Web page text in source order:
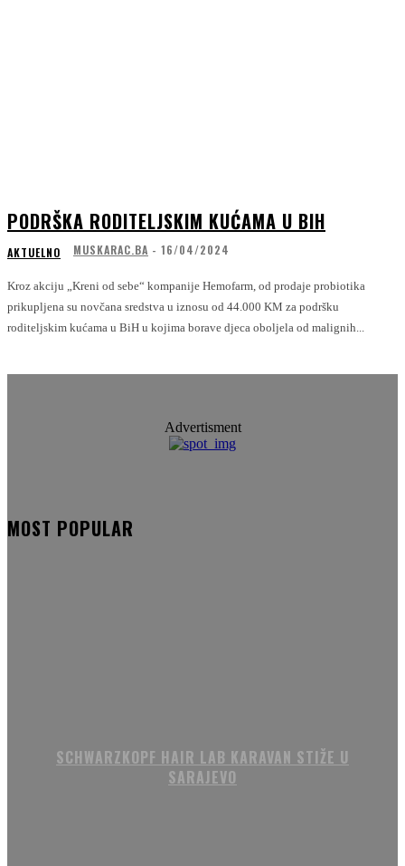
PODRŠKA RODITELJSKIM KUĆAMA U BIH
AKTUELNO MUSKARAC.BA - 16/04/2024
Kroz akciju „Kreni od sebe“ kompanije Hemofarm, od prodaje probiotika
prikupljena su novčana sredstva u iznosu od 44.000 KM za podršku
roditeljskim kućama u BiH u kojima borave djeca oboljela od malignih...
Advertisment
MOST POPULAR
SCHWARZKOPF HAIR LAB KARAVAN STIŽE U
SARAJEVO